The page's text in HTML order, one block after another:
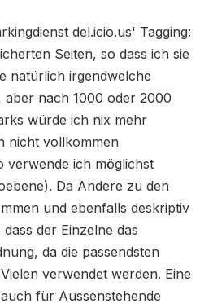
del.icio.us' Tagging:
Seiten, so dass ich sie
natürlich irgendwelche
aber nach 1000 oder 2000
würde ich nix mehr
nicht vollkommen
verwende ich möglichst
Da Andere zu den
und ebenfalls deskriptiv
der Einzelne das
da die passendsten
verwendet werden. Eine
für Aussenstehende